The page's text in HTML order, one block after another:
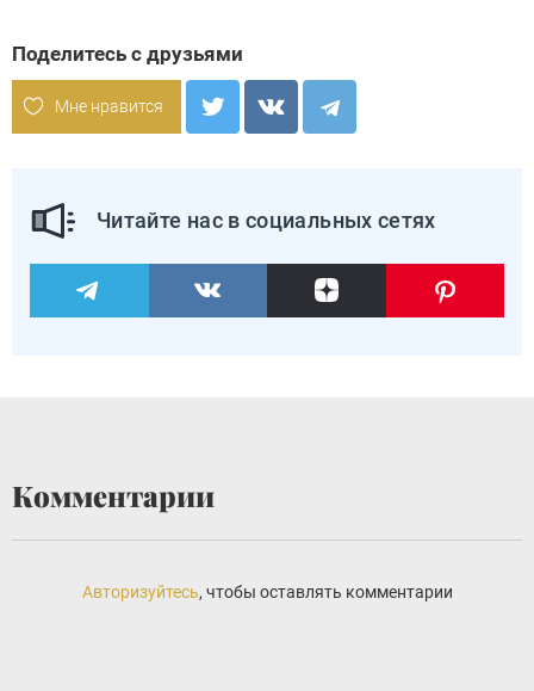
Поделитесь с друзьями
Мне нравится
Читайте нас в социальных сетях
Комментарии
Авторизуйтесь, чтобы оставлять комментарии